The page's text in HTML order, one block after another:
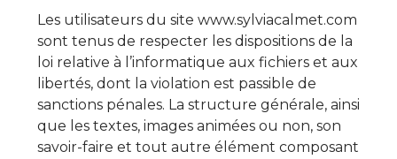
Les utilisateurs du site www.sylviacalmet.com
sont tenus de respecter les dispositions de la
loi relative à l’informatique aux fichiers et aux
libertés, dont la violation est passible de
sanctions pénales. La structure générale, ainsi
que les textes, images animées ou non, son
savoir-faire et tout autre élément composant